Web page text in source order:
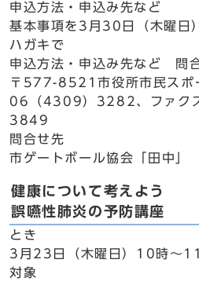
申込方法・申込み先など
基本事項を3月30日（木曜日
ハガキで
申込方法・申込み先など 問
〒577-8521市役所市民ス
06（4309）3282、ファ
3849
問合せ先
市ゲートボール協会「田中
健康について考えよう
誤嚥性肺炎の予防講座
とき
3月23日（木曜日）10時～
対象